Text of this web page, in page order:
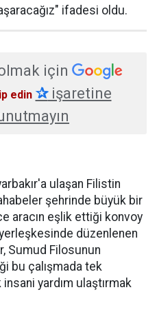
ifadesi oldu.
için
edin ✰işaretine
ulaşan Filistin
şehrinde büyük bir
aracın eşlik ettiği konvoy
düzenlenen
Sumud Filosunun
bu çalışmada tek
yardım ulaştırmak